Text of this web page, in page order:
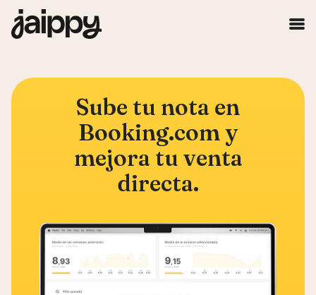
Sube tu nota en
Booking.com y
mejora tu venta
directa.